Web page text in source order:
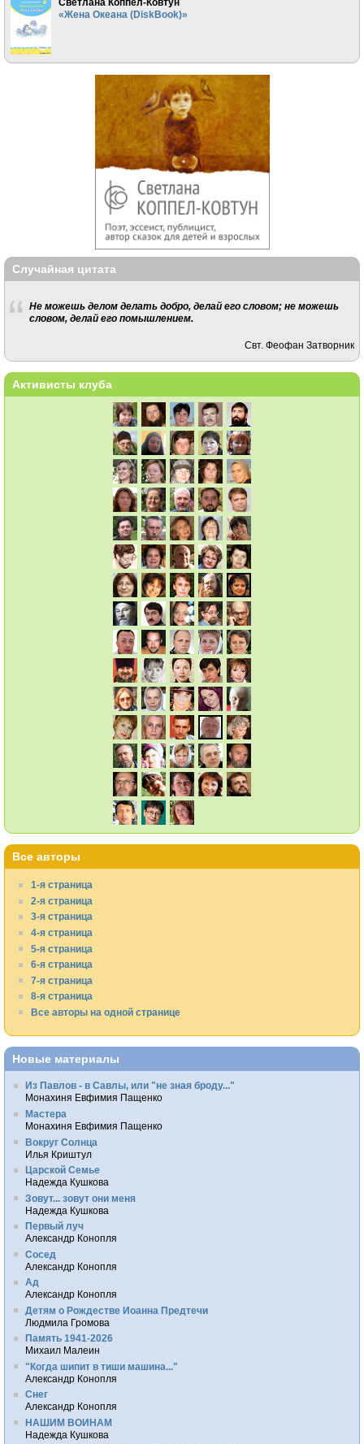
«Жена Океана (DiskBook)»
Случайная цитата
Не можешь делом делать добро, делай его словом; не можешь
словом, делай его помышлением.
Свт. Феофан Затворник
Активисты клуба
Все авторы
1-я страница
2-я страница
3-я страница
4-я страница
5-я страница
6-я страница
7-я страница
8-я страница
Все авторы на одной странице
Новые материалы
Из Павлов - в Савлы, или "не зная броду..."
Монахиня Евфимия Пащенко
Мастера
Монахиня Евфимия Пащенко
Вокруг Солнца
Илья Криштул
Царской Семье
Надежда Кушкова
Зовут... зовут они меня
Надежда Кушкова
Первый луч
Александр Конопля
Сосед
Александр Конопля
Ад
Александр Конопля
Детям о Рождестве Иоанна Предтечи
Людмила Громова
Память 1941-2026
Михаил Малеин
"Когда шипит в тиши машина..."
Александр Конопля
Снег
Александр Конопля
НАШИМ ВОИНАМ
Надежда Кушкова